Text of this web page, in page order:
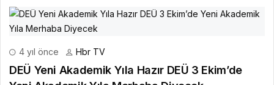
4 yıl önce Hbr TV
DEÜ Yeni Akademik Yıla Hazır DEÜ 3 Ekim’de